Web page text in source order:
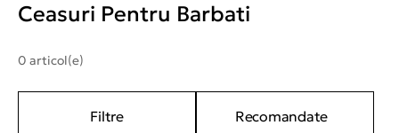
Ceasuri Pentru Barbati
0 articol(e)
Filtre Recomandate